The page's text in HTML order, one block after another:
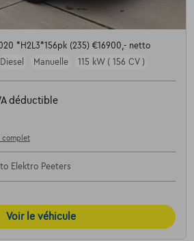
*H2L3*156pk (235) €16900,- netto
Diesel Manuelle 115 kW ( 156 CV )
déductible
complet
Elektro Peeters
Voir le véhicule